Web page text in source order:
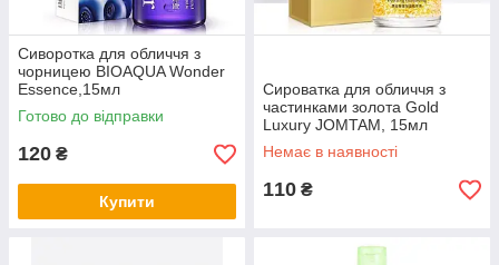
Сиворотка для обличчя з
чорницею BIOAQUA Wonder
Essence,15мл
Готово до відправки
120 ₴
Купити
Сироватка для обличчя з
частинками золота Gold
Luxury JOMTAM, 15мл
Немає в наявності
110 ₴